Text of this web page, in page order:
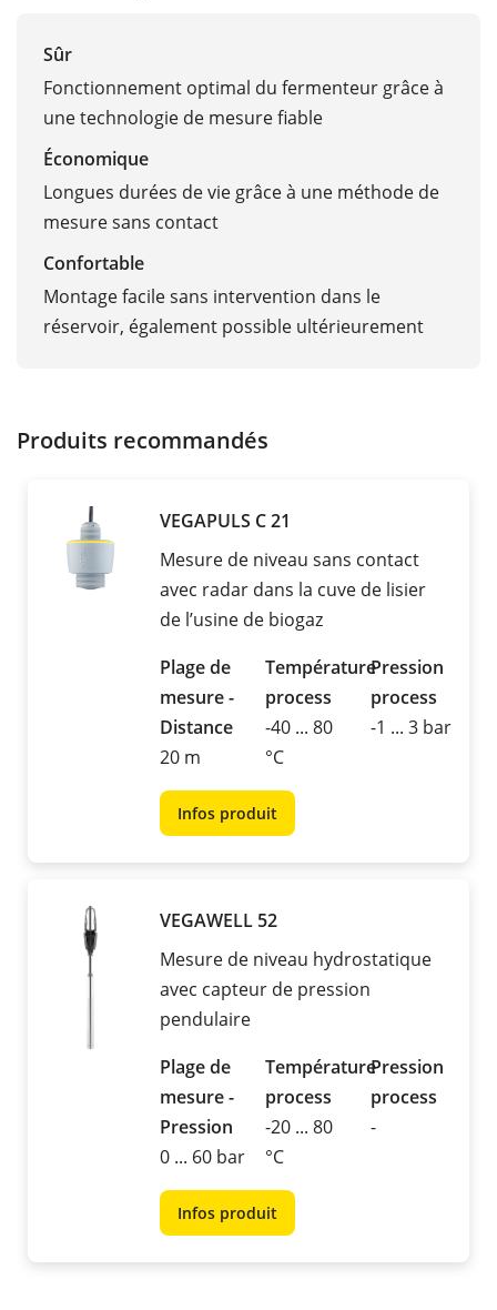
Sûr
Fonctionnement optimal du fermenteur grâce à
une technologie de mesure fiable
Économique
Longues durées de vie grâce à une méthode de
mesure sans contact
Confortable
Montage facile sans intervention dans le
réservoir, également possible ultérieurement
Produits recommandés
VEGAPULS C 21
Mesure de niveau sans contact
avec radar dans la cuve de lisier
de l’usine de biogaz
Plage de
mesure -
Distance
20 m
Température
process
-40 ... 80
°C
Pression
process
-1 ... 3 bar
Infos produit
VEGAWELL 52
Mesure de niveau hydrostatique
avec capteur de pression
pendulaire
Plage de
mesure -
Pression
0 ... 60 bar
Température
process
-20 ... 80
°C
Pression
process
-
Infos produit